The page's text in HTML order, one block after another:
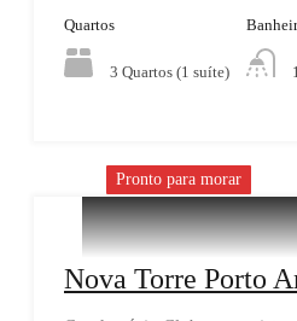
Quartos
3 Quartos (1 suíte)
Pronto para morar
Nova Torre Porto